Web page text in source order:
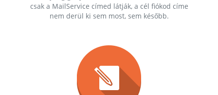
csak a MailService címed látják, a cél fiókod címe
nem derül ki sem most, sem később.